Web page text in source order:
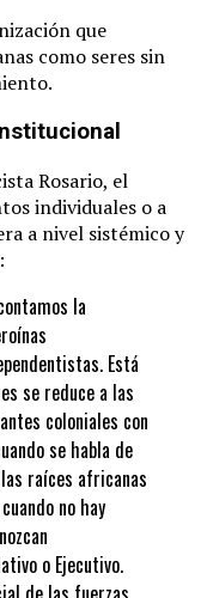
que
como seres sin
Rosario, el
individuales o a
a nivel sistémico y
la
Está
se reduce a las
coloniales con
se habla de
las raíces africanas
no hay
o Ejecutivo.